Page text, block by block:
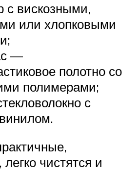
с вискозными,
или хлопковыми
—
полотно со
полимерами;
с
чистятся и